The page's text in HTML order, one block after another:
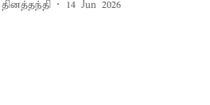
தினத்தந்தி 14 Jun 2026